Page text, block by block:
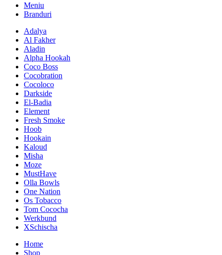
Meniu
Branduri
Adalya
Al Fakher
Aladin
Alpha Hookah
Coco Boss
Cocobration
Cocoloco
Darkside
El-Badia
Element
Fresh Smoke
Hoob
Hookain
Kaloud
Misha
Moze
MustHave
Olla Bowls
One Nation
Os Tobacco
Tom Cococha
Werkbund
XSchischa
Home
Shop